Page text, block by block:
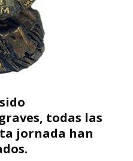
todas las
jornada han